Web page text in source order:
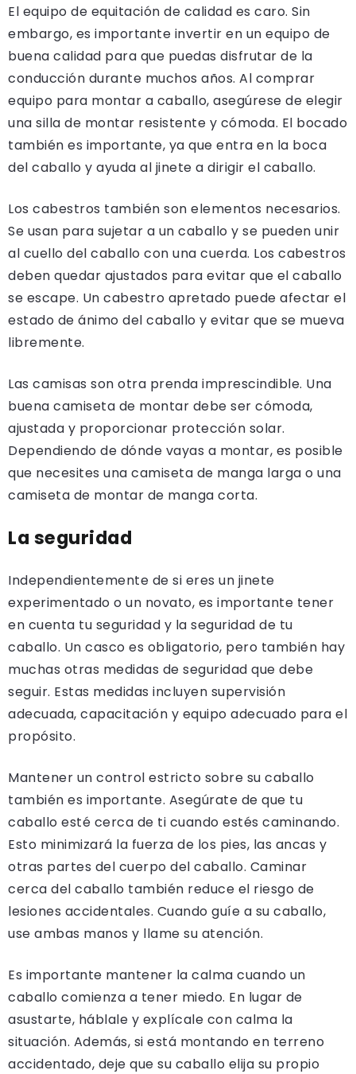
El equipo de equitación de calidad es caro. Sin
embargo, es importante invertir en un equipo de
buena calidad para que puedas disfrutar de la
conducción durante muchos años. Al comprar
equipo para montar a caballo, asegúrese de elegir
una silla de montar resistente y cómoda. El bocado
también es importante, ya que entra en la boca
del caballo y ayuda al jinete a dirigir el caballo.
Los cabestros también son elementos necesarios.
Se usan para sujetar a un caballo y se pueden unir
al cuello del caballo con una cuerda. Los cabestros
deben quedar ajustados para evitar que el caballo
se escape. Un cabestro apretado puede afectar el
estado de ánimo del caballo y evitar que se mueva
libremente.
Las camisas son otra prenda imprescindible. Una
buena camiseta de montar debe ser cómoda,
ajustada y proporcionar protección solar.
Dependiendo de dónde vayas a montar, es posible
que necesites una camiseta de manga larga o una
camiseta de montar de manga corta.
La seguridad
Independientemente de si eres un jinete
experimentado o un novato, es importante tener
en cuenta tu seguridad y la seguridad de tu
caballo. Un casco es obligatorio, pero también hay
muchas otras medidas de seguridad que debe
seguir. Estas medidas incluyen supervisión
adecuada, capacitación y equipo adecuado para el
propósito.
Mantener un control estricto sobre su caballo
también es importante. Asegúrate de que tu
caballo esté cerca de ti cuando estés caminando.
Esto minimizará la fuerza de los pies, las ancas y
otras partes del cuerpo del caballo. Caminar
cerca del caballo también reduce el riesgo de
lesiones accidentales. Cuando guíe a su caballo,
use ambas manos y llame su atención.
Es importante mantener la calma cuando un
caballo comienza a tener miedo. En lugar de
asustarte, háblale y explícale con calma la
situación. Además, si está montando en terreno
accidentado, deje que su caballo elija su propio